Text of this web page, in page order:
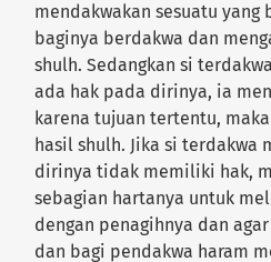
mendakwakan sesuatu yang
baginya berdakwa dan
shulh. Sedangkan si
ada hak pada dirinya, ia
karena tujuan tertentu,
hasil shulh. Jika si terdakwa
dirinya tidak memiliki hak,
sebagian hartanya untuk
dengan penagihnya dan
dan bagi pendakwa haram